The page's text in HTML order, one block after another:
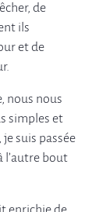
de
ils
et de
nous nous
simples et
suis passée
l’autre bout